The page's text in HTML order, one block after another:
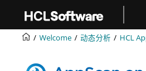
Welcome 动态分析 HCL